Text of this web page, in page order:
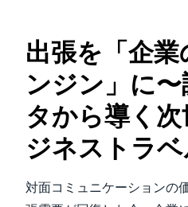
出張を「企業
ンジン」に
タから導く
ジネストラ
対面コミュニケーションの